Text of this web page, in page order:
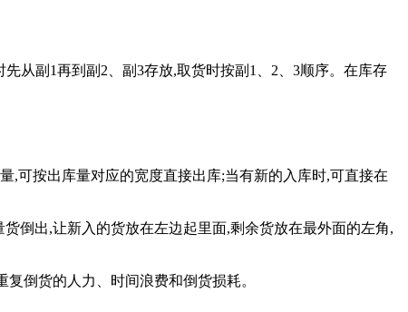
从副1再到副2、副3存放,取货时按副1、2、3顺序。在库存
,可按出库量对应的宽度直接出库;当有新的入库时,可直接在
倒出,让新入的货放在左边起里面,剩余货放在最外面的左角,
倒货的人力、时间浪费和倒货损耗。